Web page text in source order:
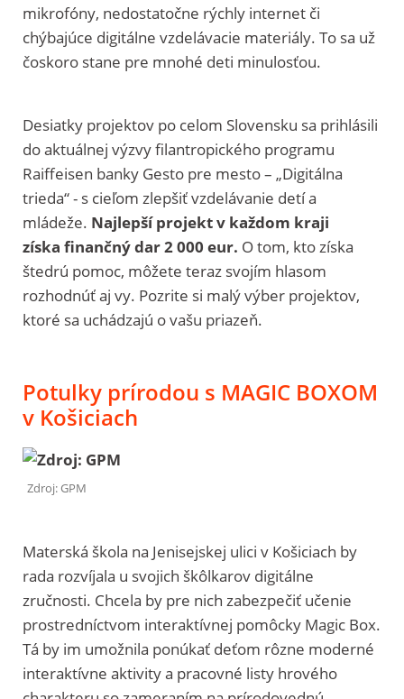
mikrofóny, nedostatočne rýchly internet či
chýbajúce digitálne vzdelávacie materiály. To sa už
čoskoro stane pre mnohé deti minulosťou.
Desiatky projektov po celom Slovensku sa prihlásili
do aktuálnej výzvy filantropického programu
Raiffeisen banky Gesto pre mesto – „Digitálna
trieda“ - s cieľom zlepšiť vzdelávanie detí a
mládeže. Najlepší projekt v každom kraji
získa finančný dar 2 000 eur. O tom, kto získa
štedrú pomoc, môžete teraz svojím hlasom
rozhodnúť aj vy. Pozrite si malý výber projektov,
ktoré sa uchádzajú o vašu priazeň.
Potulky prírodou s MAGIC BOXOM
v Košiciach
Zdroj: GPM
Materská škola na Jenisejskej ulici v Košiciach by
rada rozvíjala u svojich škôlkarov digitálne
zručnosti. Chcela by pre nich zabezpečiť učenie
prostredníctvom interaktívnej pomôcky Magic Box.
Tá by im umožnila ponúkať deťom rôzne moderné
interaktívne aktivity a pracovné listy hrového